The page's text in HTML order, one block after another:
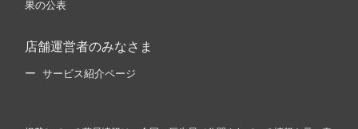
果の公表
店舗運営者のみなさま
サービス紹介ページ